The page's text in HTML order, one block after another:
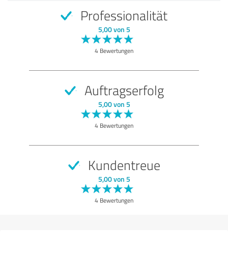
Professionalität
5,00 von 5
4 Bewertungen
Auftragserfolg
5,00 von 5
4 Bewertungen
Kundentreue
5,00 von 5
4 Bewertungen